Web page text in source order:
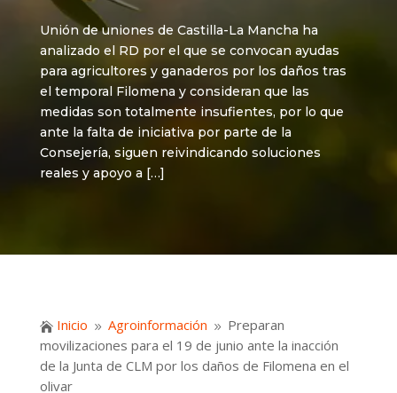
Unión de uniones de Castilla-La Mancha ha
analizado el RD por el que se convocan ayudas
para agricultores y ganaderos por los daños tras
el temporal Filomena y consideran que las
medidas son totalmente insufientes, por lo que
ante la falta de iniciativa por parte de la
Consejería, siguen reivindicando soluciones
reales y apoyo a […]
 Inicio 9 Agroinformación 9 Preparan
movilizaciones para el 19 de junio ante la inacción
de la Junta de CLM por los daños de Filomena en el
olivar